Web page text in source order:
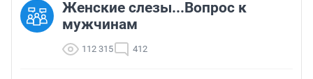
Женские слезы...Вопрос к
мужчинам
112 315 412